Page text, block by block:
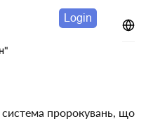
Login
пророкувань, що